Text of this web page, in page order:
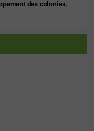
des colonies.